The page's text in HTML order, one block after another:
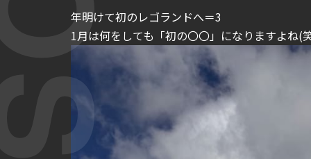
年明けて初のレゴランドへ＝3
1月は何をしても「初の〇〇」になりますよね(